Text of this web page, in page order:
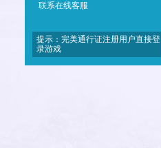
联系在线客服
提示：完美通行证注册用户直接登
录游戏